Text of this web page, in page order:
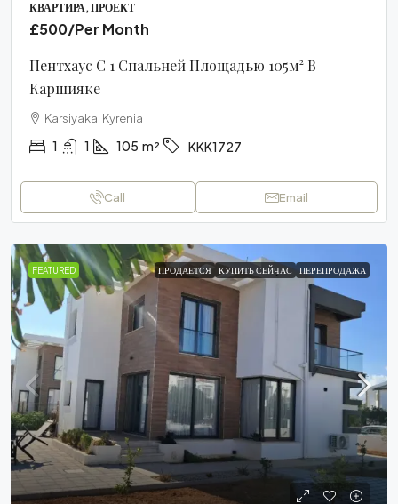
КВАРТИРА, ПРОЕКТ
£500/Per Month
Пентхаус С 1 Спальней Площадью 105м² В
Каршияке
Karsiyaka. Kyrenia
1 1 105 m² KKK1727
Call Email
FEATURED ПРОДАЕТСЯ КУПИТЬ СЕЙЧАС ПЕРЕПРОДАЖА